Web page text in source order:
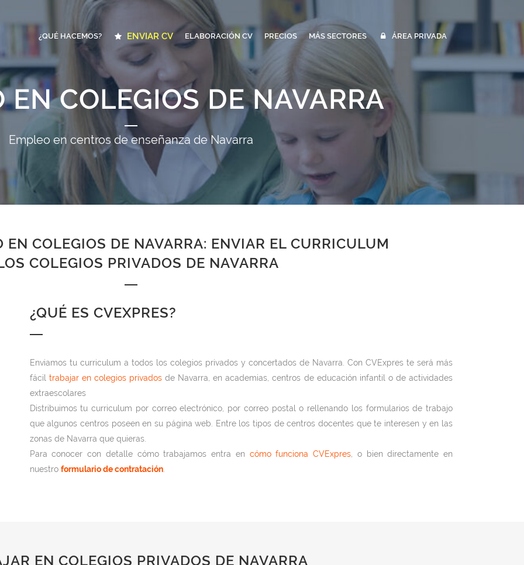
¿QUÉ HACEMOS? ENVIAR CV ELABORACIÓN CV PRECIOS MÁS SECTORES ÁREA PRIVADA
EN COLEGIOS DE NAVARRA
Empleo en centros de enseñanza de Navarra
EN COLEGIOS DE NAVARRA: ENVIAR EL CURRICULUM
COLEGIOS PRIVADOS DE NAVARRA
¿QUÉ ES CVEXPRES?
Enviamos tu curriculum a todos los colegios privados y concertados de Navarra. Con CVExpres te será más
fácil trabajar en colegios privados de Navarra, en academias, centros de educación infantil o de actividades
extraescolares
Distribuimos tu curriculum por correo electrónico, por correo postal o rellenando los formularios de trabajo
que algunos centros poseen en su página web. Entre los tipos de centros docentes que te interesen y en las
zonas de Navarra que quieras.
Para conocer con detalle cómo trabajamos entra en cómo funciona CVExpres , o bien directamente en
nuestro formulario de contratación.
EN COLEGIOS PRIVADOS DE NAVARRA